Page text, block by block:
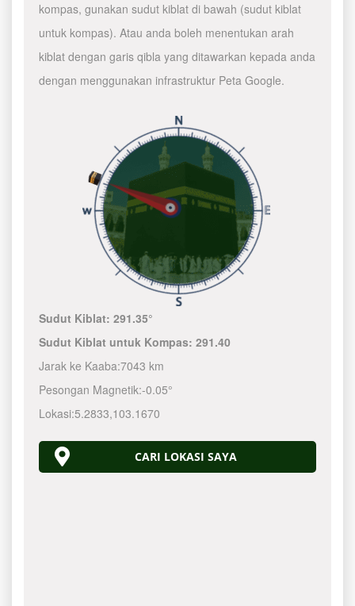
kompas, gunakan sudut kiblat di bawah (sudut kiblat
untuk kompas). Atau anda boleh menentukan arah
kiblat dengan garis qibla yang ditawarkan kepada anda
dengan menggunakan infrastruktur Peta Google.
Sudut Kiblat:291.35°
Sudut Kiblat untuk Kompas:291.40
Jarak ke Kaaba:7043 km
Pesongan Magnetik:-0.05°
Lokasi:5.2833,103.1670
CARI LOKASI SAYA